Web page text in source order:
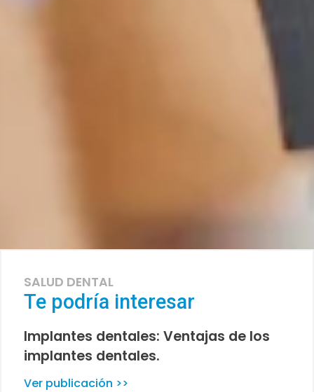
SALUD DENTAL
Te podría interesar
Implantes dentales: Ventajas de los
implantes dentales.
Ver publicación >>